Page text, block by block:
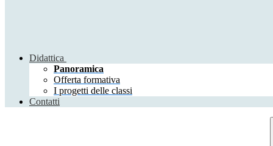
Didattica
Panoramica
Offerta formativa
I progetti delle classi
Contatti